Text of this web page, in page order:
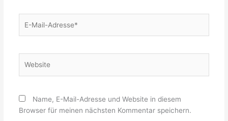
Mail-
Name, E-Mail-Adresse und Website in diesem
Browser für meinen nächsten Kommentar speichern.